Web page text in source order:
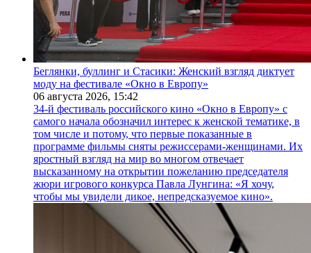
Беглянки, буллинг и Стасики: Женский взгляд диктует
моду на фестивале «Окно в Европу»
06 августа 2026, 15:42
34-й фестиваль российского кино «Окно в Европу» с
самого начала обозначил интерес к женской тематике, в
том числе и потому, что первые показанные в
программе фильмы сняты режиссерами-женщинами. Их
яростный взгляд на мир во многом отвечает
высказанному на открытии пожеланию председателя
жюри игрового конкурса Павла Лунгина: «Я хочу,
чтобы мы увидели дикое, непредсказуемое кино».